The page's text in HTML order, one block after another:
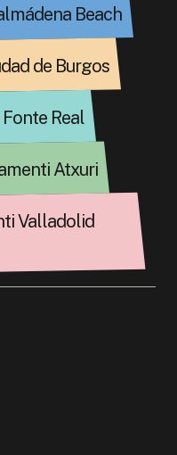
Beach
de Burgos
Real
Atxuri
Valladolid